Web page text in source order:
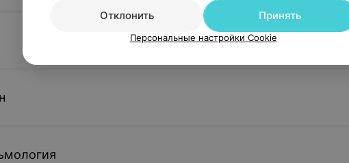
Отклонить
Принять
Персональные настройки Cookie